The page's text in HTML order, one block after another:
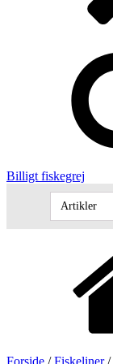
Billigt fiskegrej
Forside /Fiskeliner/